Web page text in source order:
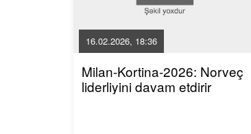
16.02.2026, 18:36
Milan-Kortina-2026: Norveç
liderliyini davam etdirir